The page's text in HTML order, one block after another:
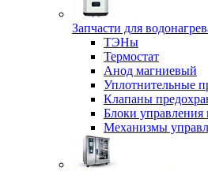
Запчасти для
ТЭНы
Термостат
Анод магниевый
Уплотнительные
Клапаны
Блоки
Механизмы